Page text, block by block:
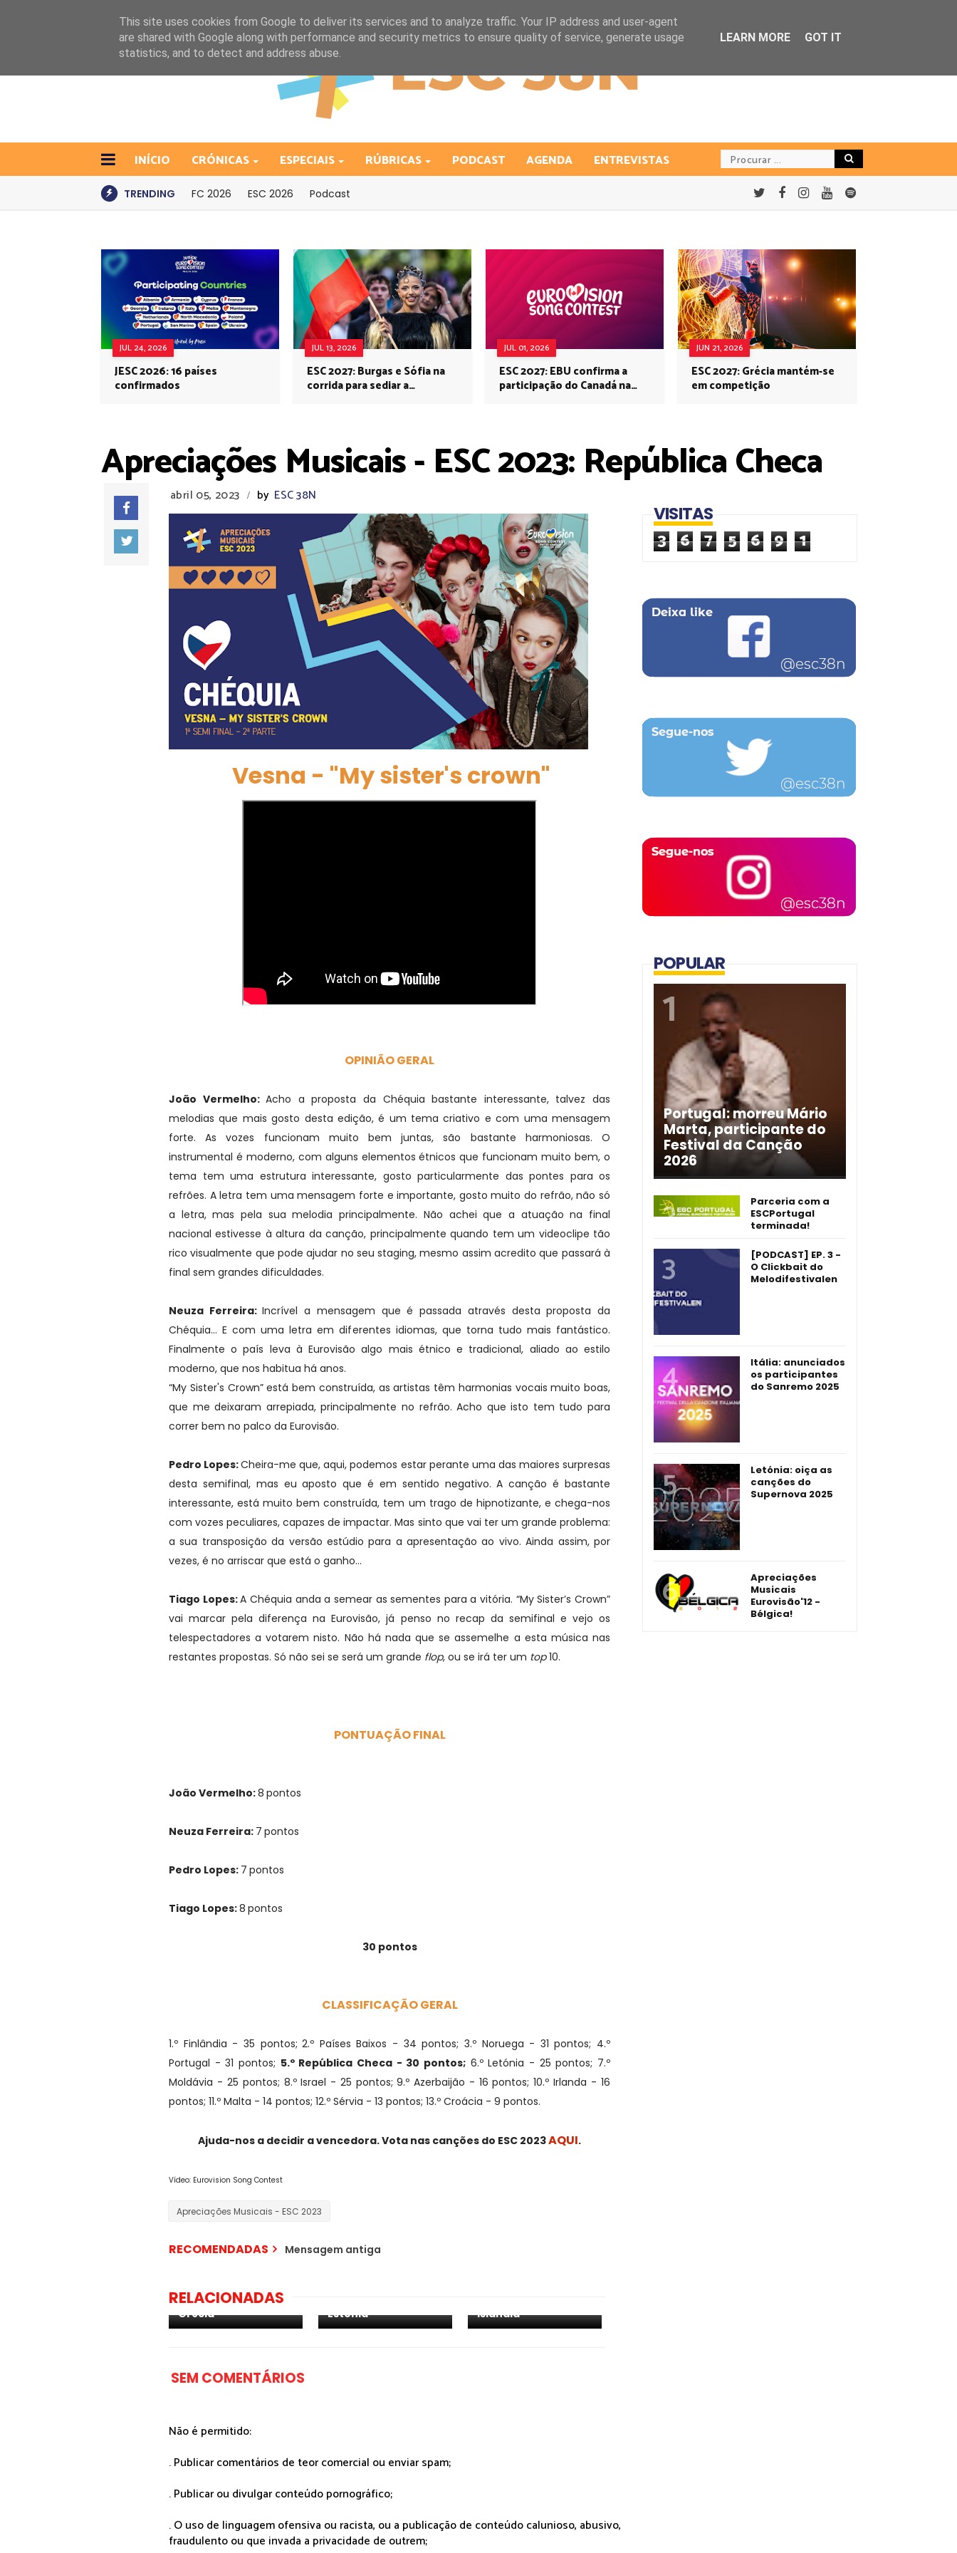
INÍCIO CRÓNICAS ESPECIAIS RÚBRICAS PODCAST AGENDA ENTREVISTAS
TRENDING FC 2026 ESC 2026 Podcast
JUL 24, 2026
JESC 2026: 16 países
confirmados
JUL 13, 2026
ESC 2027: Burgas e Sófia na
corrida para sediar a
JUL 01, 2026
ESC 2027: EBU confirma a
participação do Canadá na
JUN 21, 2026
ESC 2027: Grécia mantém-se
em competição
Apreciações Musicais - ESC 2023: República Checa
abril 05, 2023 / by ESC 38N
Vesna - "My sister's crown"
OPINIÃO GERAL
João Vermelho:Acho a proposta da Chéquia bastante interessante, talvez das
melodias que mais gosto desta edição, é um tema criativo e com uma mensagem
forte. As vozes funcionam muito bem juntas, são bastante harmoniosas. O
instrumental é moderno, com alguns elementos étnicos que funcionam muito bem, o
tema tem uma estrutura interessante, gosto particularmente das pontes para os
refrões. A letra tem uma mensagem forte e importante, gosto muito do refrão, não só
a letra, mas pela sua melodia principalmente. Não achei que a atuação na final
nacional estivesse à altura da canção, principalmente quando tem um videoclipe tão
rico visualmente que pode ajudar no seu staging, mesmo assim acredito que passará à
final sem grandes dificuldades.
Neuza Ferreira:Incrível a mensagem que é passada através desta proposta da
Chéquia… E com uma letra em diferentes idiomas, que torna tudo mais fantástico.
Finalmente o país leva à Eurovisão algo mais étnico e tradicional, aliado ao estilo
moderno, que nos habitua há anos.
“My Sister's Crown” está bem construída, as artistas têm harmonias vocais muito boas,
que me deixaram arrepiada, principalmente no refrão. Acho que isto tem tudo para
correr bem no palco da Eurovisão.
Pedro Lopes:Cheira-me que, aqui, podemos estar perante uma das maiores surpresas
desta semifinal, mas eu aposto que é em sentido negativo. A canção é bastante
interessante, está muito bem construída, tem um trago de hipnotizante, e chega-nos
com vozes peculiares, capazes de impactar. Mas sinto que vai ter um grande problema:
a sua transposição da versão estúdio para a apresentação ao vivo. Ainda assim, por
vezes, é no arriscar que está o ganho...
Tiago Lopes:A Chéquia anda a semear as sementes para a vitória. “My Sister’s Crown”
vai marcar pela diferença na Eurovisão, já penso no recap da semifinal e vejo os
telespectadores a votarem nisto. Não há nada que se assemelhe a esta música nas
restantes propostas. Só não sei se será um grande flop, ou se irá ter um top10.
PONTUAÇÃO FINAL
João Vermelho:8 pontos
Neuza Ferreira: 7 pontos
Pedro Lopes: 7 pontos
Tiago Lopes:8 pontos
30 pontos
CLASSIFICAÇÃO GERAL
1.º Finlândia - 35 pontos; 2.º Países Baixos - 34 pontos; 3.º Noruega - 31 pontos; 4.º
Portugal - 31 pontos; 5.º República Checa - 30 pontos; 6.º Letónia - 25 pontos; 7.º
Moldávia - 25 pontos; 8.º Israel - 25 pontos; 9.º Azerbaijão - 16 pontos; 10.º Irlanda - 16
pontos; 11.º Malta - 14 pontos; 12.º Sérvia - 13 pontos; 13.º Croácia - 9 pontos.
Ajuda-nos a decidir a vencedora. Vota nas canções do ESC 2023AQUI.
Vídeo: Eurovision Song Contest
Apreciações Musicais - ESC 2023
RECOMENDADAS Mensagem antiga
RELACIONADAS
Musicais - ESC 2023:
Grécia
Estónia
Islândia
SEM COMENTÁRIOS
Não é permitido:
. Publicar comentários de teor comercial ou enviar spam;
. Publicar ou divulgar conteúdo pornográfico;
. O uso de linguagem ofensiva ou racista, ou a publicação de conteúdo calunioso, abusivo,
fraudulento ou que invada a privacidade de outrem;
VISITAS
3 6 7 5 6 9 1
POPULAR
Portugal: morreu Mário
Marta, participante do
Festival da Canção
2026
Parceria com a
ESCPortugal
terminada!
[PODCAST] EP. 3 -
O Clickbait do
Melodifestivalen
Itália: anunciados
os participantes
do Sanremo 2025
Letónia: oiça as
canções do
Supernova 2025
Apreciações
Musicais
Eurovisão'12 -
Bélgica!
This site uses cookies from Google to deliver its services and to analyze traffic. Your IP address and user-agent
are shared with Google along with performance and security metrics to ensure quality of service, generate usage
statistics, and to detect and address abuse.
LEARN MORE GOT IT